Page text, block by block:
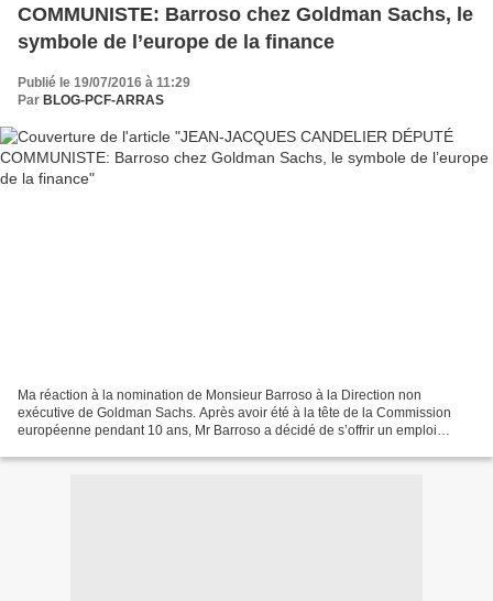
COMMUNISTE: Barroso chez Goldman Sachs, le
symbole de l’europe de la finance
Publié le 19/07/2016 à 11:29
Par BLOG-PCF-ARRAS
Ma réaction à la nomination de Monsieur Barroso à la Direction non
exécutive de Goldman Sachs. Après avoir été à la tête de la Commission
européenne pendant 10 ans, Mr Barroso a décidé de s’offrir un emploi